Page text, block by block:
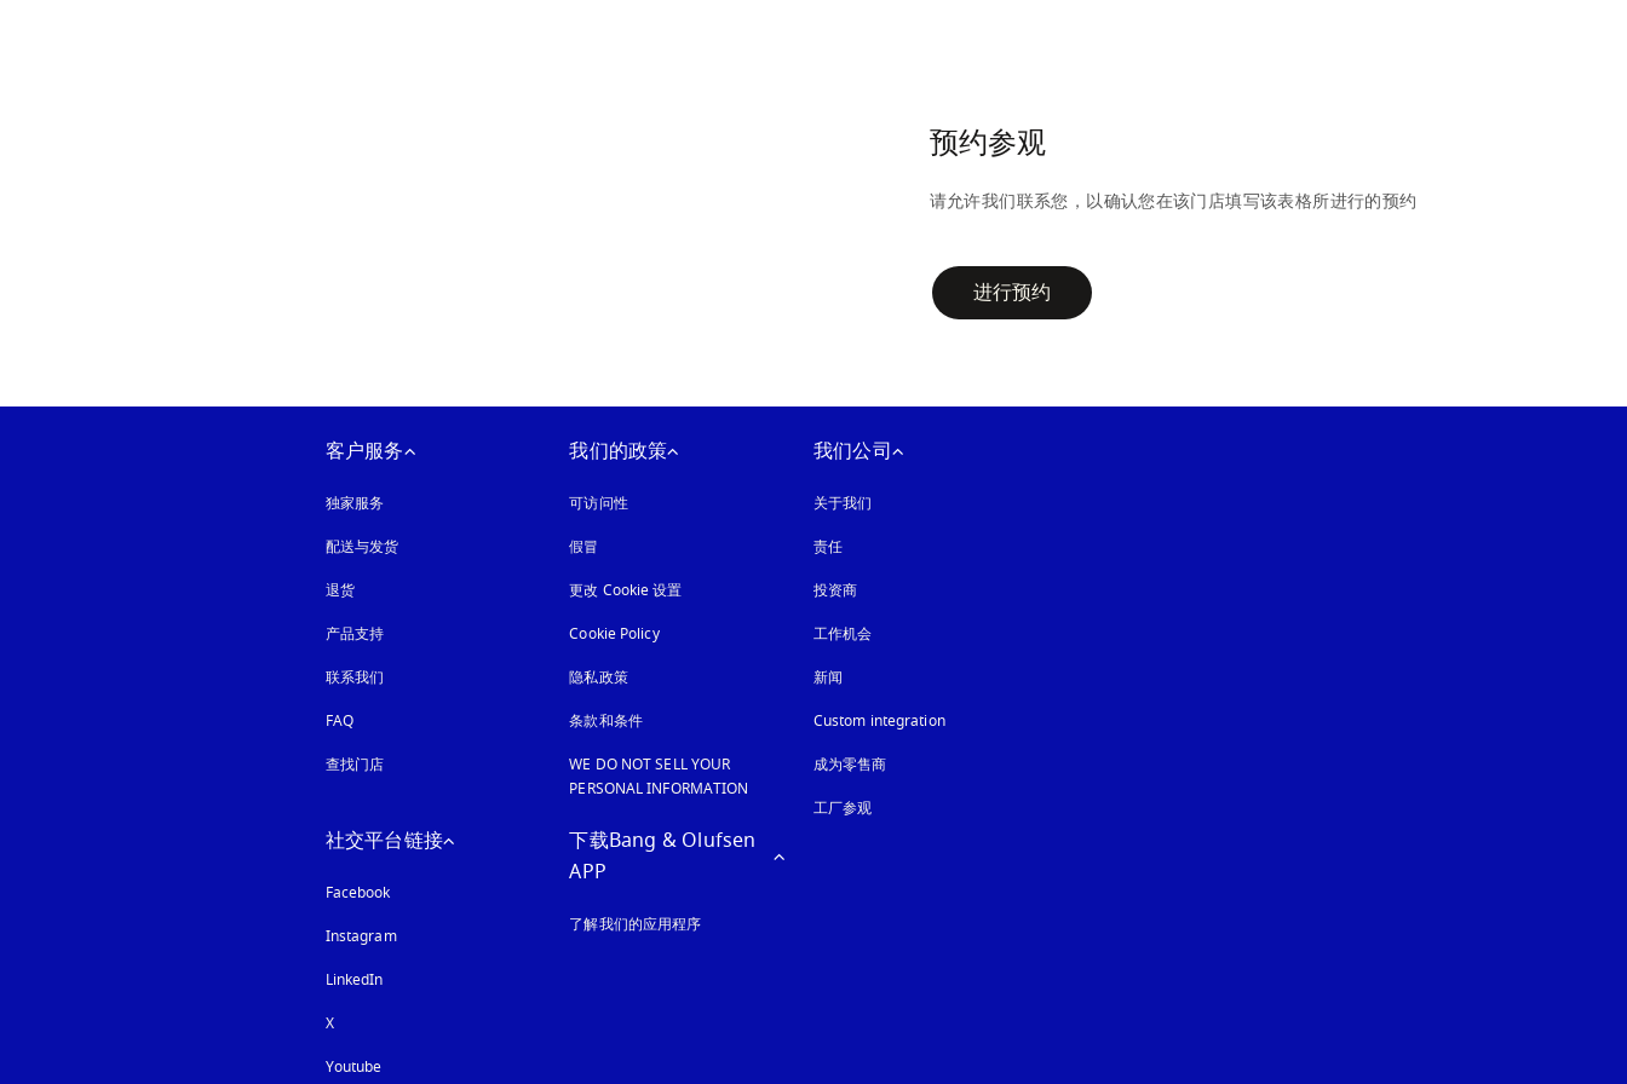
预约参观
请允许我们联系您，以确认您在该门店填写该表格所进行的预约
进行预约
客户服务
独家服务
配送与发货
退货
产品支持
联系我们
FAQ
查找门店
我们的政策
可访问性在新选项卡中打开
假冒
更改 Cookie 设置
Cookie Policy在新选项卡中打开
隐私政策在新选项卡中打开
条款和条件
WE DO NOT SELL YOUR
PERSONAL INFORMATION
我们公司
关于我们
责任
投资商
工作机会
新闻
Custom integration
成为零售商
工厂参观
社交平台链接
Facebook
Instagram在新选项卡中打开
LinkedIn
X
Youtube
下载Bang & Olufsen
APP
了解我们的应用程序